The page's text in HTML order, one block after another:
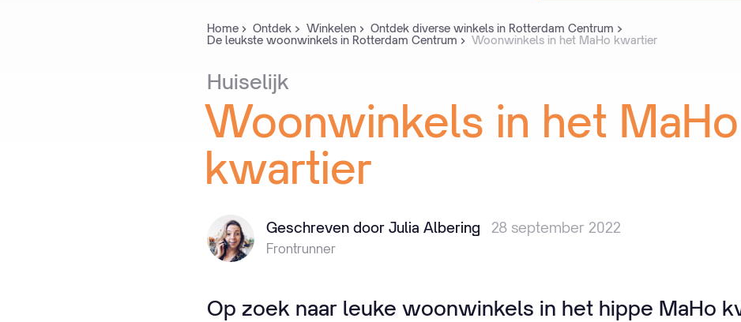
Home Ontdek Winkelen
Ontdek diverse winkels in Rotterdam Centrum
De leukste woonwinkels in Rotterdam Centrum
Woonwinkels in het MaHo kwartier
Huiselijk
Woonwinkels in het MaHo
kwartier
Geschreven door Julia Albering 28 september 2022
Frontrunner
Op zoek naar leuke woonwinkels in het hippe MaHo